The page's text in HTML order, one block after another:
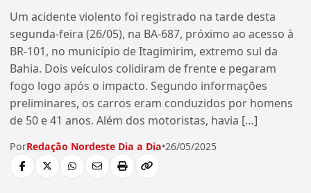
Um acidente violento foi registrado na tarde desta
segunda-feira (26/05), na BA-687, próximo ao acesso à
BR-101, no município de Itagimirim, extremo sul da
Bahia. Dois veículos colidiram de frente e pegaram
fogo logo após o impacto. Segundo informações
preliminares, os carros eram conduzidos por homens
de 50 e 41 anos. Além dos motoristas, havia […]
PorRedação Nordeste Dia a Dia•26/05/2025